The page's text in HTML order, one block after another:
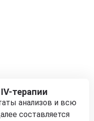
терапии
анализов и всю
составляется